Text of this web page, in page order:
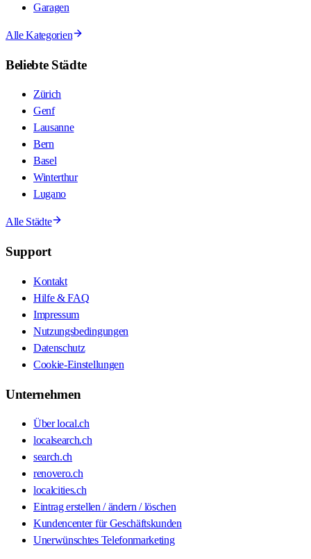
Garagen
Alle Kategorien
Beliebte Städte
Zürich
Genf
Lausanne
Bern
Basel
Winterthur
Lugano
Alle Städte
Support
Kontakt
Hilfe & FAQ
Impressum
Nutzungsbedingungen
Datenschutz
Cookie-Einstellungen
Unternehmen
Über local.ch
localsearch.ch
search.ch
renovero.ch
localcities.ch
Eintrag erstellen / ändern / löschen
Kundencenter für Geschäftskunden
Unerwünschtes Telefonmarketing